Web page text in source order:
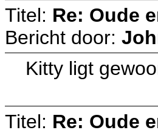
Titel: Re: Oude
Bericht door:
Kitty ligt
Titel: Re: Oude